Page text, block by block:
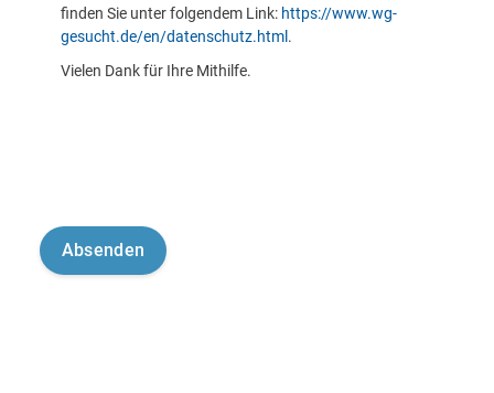
finden Sie unter folgendem Link: https://www.wg-
gesucht.de/en/datenschutz.html .
Vielen Dank für Ihre Mithilfe.